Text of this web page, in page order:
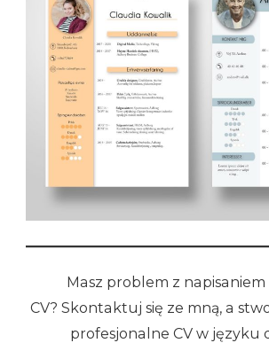
Masz problem z
CV? Skontaktuj się ze mną, a
profesjonalne CV w języku